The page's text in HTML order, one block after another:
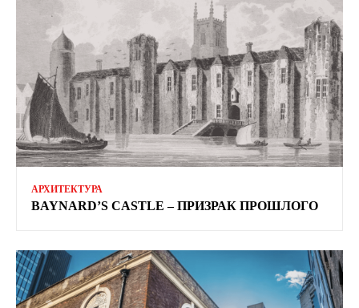
АРХИТЕКТУРА
BAYNARD’S CASTLE – ПРИЗРАК ПРОШЛОГО